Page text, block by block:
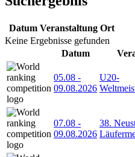
Datum Veranstaltung Ort
Keine Ergebnisse gefunden
Datum
05.08 -
09.08.2026
U20-
07.08 -
09.08.2026
38.